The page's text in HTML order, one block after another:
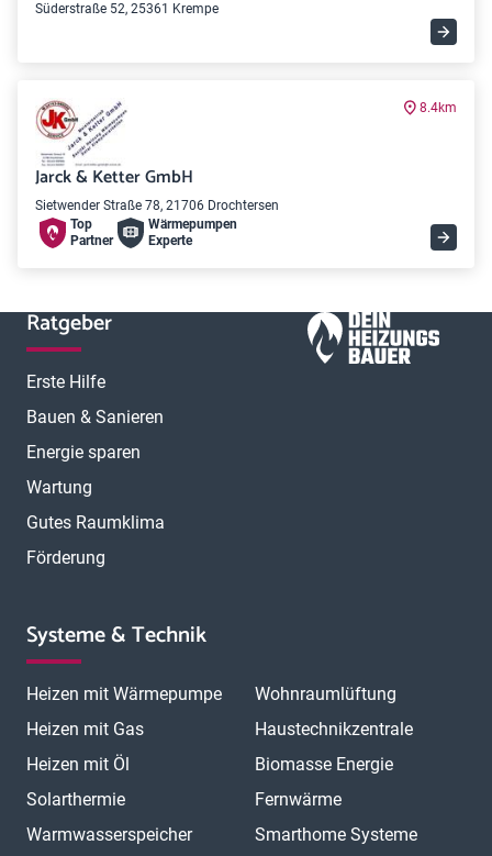
Süderstraße 52, 25361 Krempe
8.4km
Jarck & Ketter GmbH
Sietwender Straße 78, 21706 Drochtersen
Top
Partner
Wärme­pumpen
Experte
Ratgeber
Erste Hilfe
Bauen & Sanieren
Energie sparen
Wartung
Gutes Raumklima
Förderung
Systeme & Technik
Heizen mit Wärmepumpe
Heizen mit Gas
Heizen mit Öl
Solarthermie
Warmwasserspeicher
Wohnraumlüftung
Haustechnikzentrale
Biomasse Energie
Fernwärme
Smarthome Systeme